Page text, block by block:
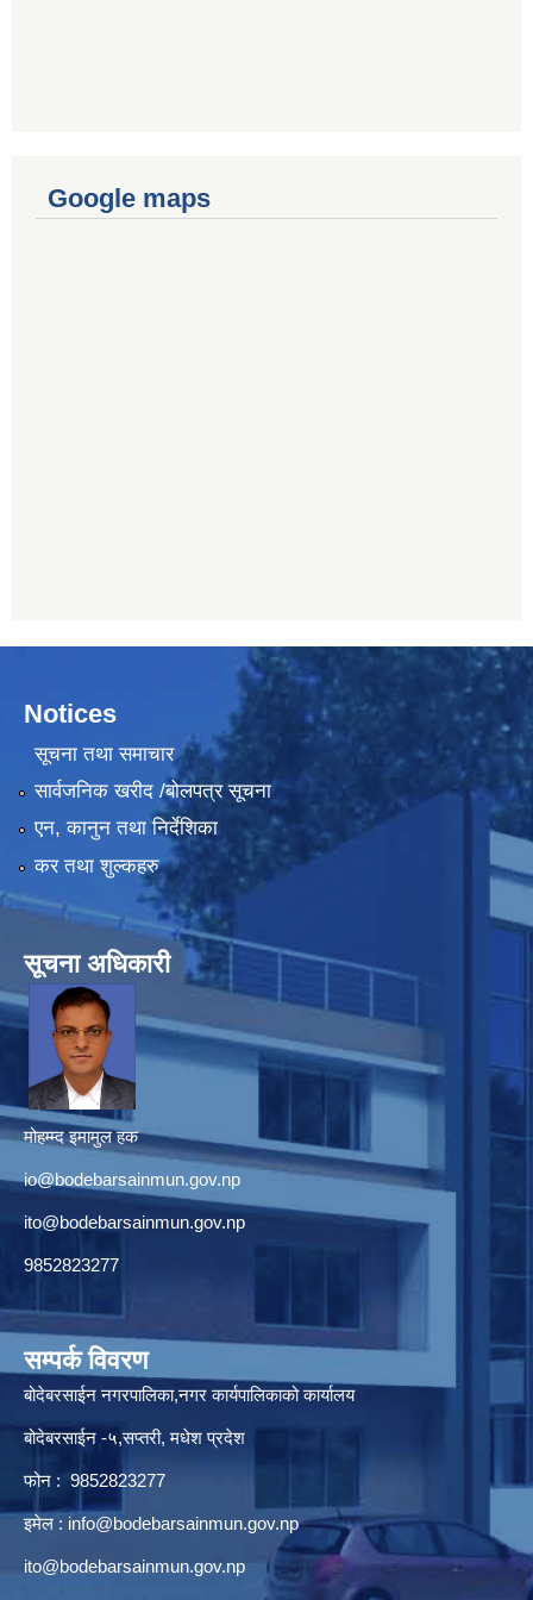
Google maps
Notices
सूचना तथा समाचार
सार्वजनिक खरीद /बोलपत्र सूचना
एन, कानुन तथा निर्देशिका
कर तथा शुल्कहरु
सूचना अधिकारी
मोहम्म्द इमामुल हक
io@bodebarsainmun.gov.np
ito@bodebarsainmun.gov.np
9852823277
सम्पर्क विवरण
बोदेबरसाईन नगरपालिका,नगर कार्यपालिकाको कार्यालय
बोदेबरसाईन -५,सप्तरी, मधेश प्रदेश
फोन : 9852823277
इमेल : info@bodebarsainmun.gov.np
ito@bodebarsainmun.gov.np